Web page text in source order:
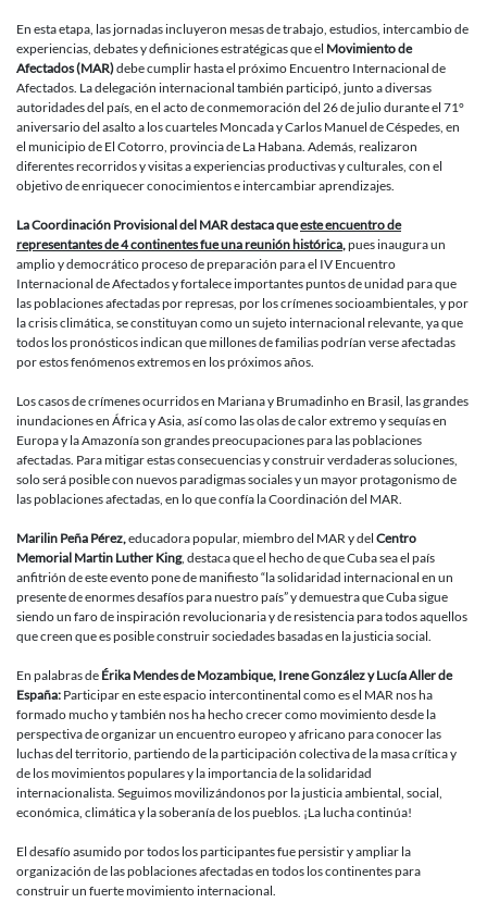
Encuentro
de
Afectadas
por
y
En esta etapa, las jornadas incluyeron mesas de trabajo, estudios, intercambio de
experiencias, debates y definiciones estratégicas que el Movimiento de
Afectados (MAR)debe cumplir hasta el próximo Encuentro Internacional de
Afectados. La delegación internacional también participó, junto a diversas
autoridades del país, en el acto de conmemoración del 26 de julio durante el 71°
aniversario del asalto a los cuarteles Moncada y Carlos Manuel de Céspedes, en
el municipio de El Cotorro, provincia de La Habana. Además, realizaron
diferentes recorridos y visitas a experiencias productivas y culturales, con el
objetivo de enriquecer conocimientos e intercambiar aprendizajes.
LaCoordinación Provisional del MAR destaca queeste encuentro de
representantes de 4 continentes fue una reunión histórica,pues inaugura un
amplio y democrático proceso de preparación para el IV Encuentro
Internacional de Afectados y fortalece importantes puntos de unidad para que
las poblaciones afectadas por represas, por los crímenes socioambientales, y por
la crisis climática, se constituyan como un sujeto internacional relevante, ya que
todos los pronósticos indican que millones de familias podrían verse afectadas
por estos fenómenos extremos en los próximos años.
Los casos de crímenes ocurridos en Mariana y Brumadinho en Brasil, las grandes
inundaciones en África y Asia, así como las olas de calor extremo y sequías en
Europa y la Amazonía son grandes preocupaciones para las poblaciones
afectadas. Para mitigar estas consecuencias y construir verdaderas soluciones,
solo será posible con nuevos paradigmas sociales y un mayor protagonismo de
las poblaciones afectadas, en lo que confía la Coordinación del MAR.
Marilin Peña Pérez,educadora popular, miembro del MAR y del Centro
Memorial Martin Luther King, destaca que el hecho de que Cuba sea el país
anfitrión de este evento pone de manifiesto “la solidaridad internacional en un
presente de enormes desafíos para nuestro país” y demuestra que Cuba sigue
siendo un faro de inspiración revolucionaria y de resistencia para todos aquellos
que creen que es posible construir sociedades basadas en la justicia social.
En palabras de Érika Mendes de Mozambique, Irene González y Lucía Aller de
España: Participar en este espacio intercontinental como es el MAR nos ha
formado mucho y también nos ha hecho crecer como movimiento desde la
perspectiva de organizar un encuentro europeo y africano para conocer las
luchas del territorio, partiendo de la participación colectiva de la masa crítica y
de los movimientos populares y la importancia de la solidaridad
internacionalista. Seguimos movilizándonos por la justicia ambiental, social,
económica, climática y la soberanía de los pueblos. ¡La lucha continúa!
El desafío asumido por todos los participantes fue persistir y ampliar la
organización de las poblaciones afectadas en todos los continentes para
construir un fuerte movimiento internacional.